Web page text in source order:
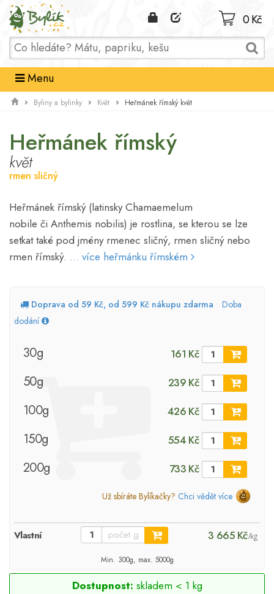
Domů
0 Kč
Menu
Byliny a bylinky Květ Heřmánek římský květ
Heřmánek římský
květ
rmen sličný
Heřmánek římský (latinsky Chamaemelum
nobile či Anthemis nobilis) je rostlina, se kterou se lze
setkat také pod jmény rmenec sličný, rmen sličný nebo
rmen římský. ... více heřmánku římském
Doprava od 59 Kč, od 599 Kč nákupu zdarma
Doba
dodání
30g 161 Kč
50g 239 Kč
100g 426 Kč
150g 554 Kč
200g 733 Kč
Už sbíráte Bylíkačky? Chci vědět více
Vlastní 3 665 Kč/kg
Min. 300g, max. 5000g
Dostupnost: skladem < 1 kg